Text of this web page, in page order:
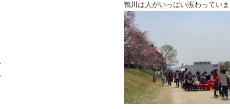
鴨川は人がいっぱい賑わっていま